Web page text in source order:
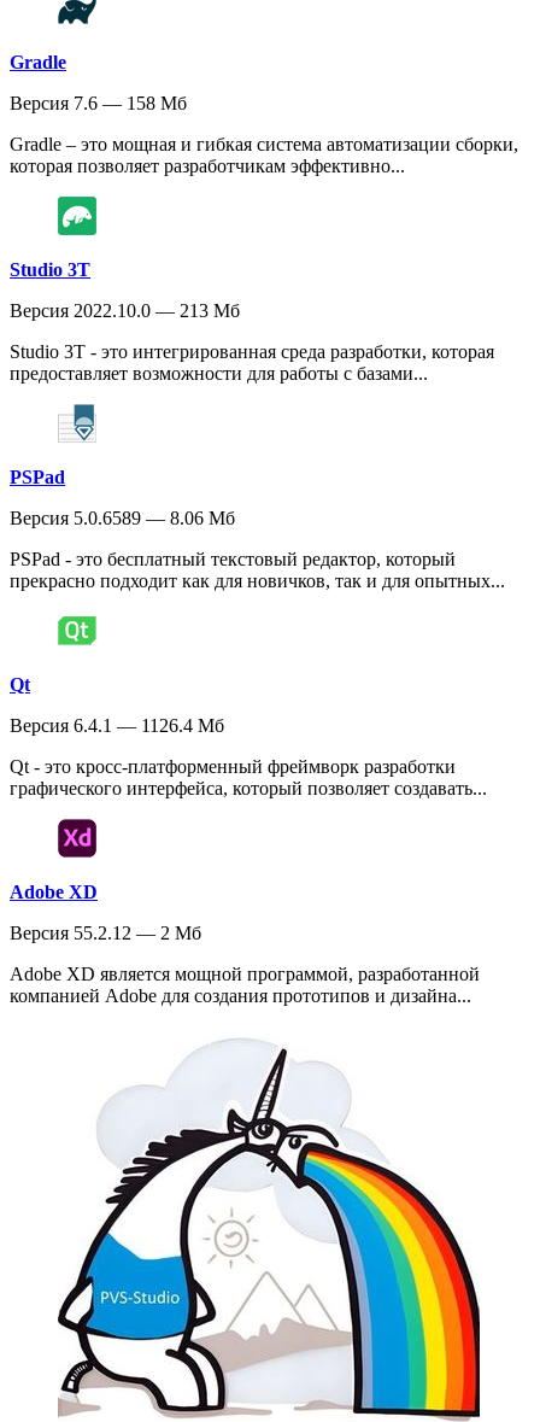
Gradle
Версия 7.6 — 158 Мб
Gradle – это мощная и гибкая система автоматизации сборки,
которая позволяет разработчикам эффективно...
Studio 3T
Версия 2022.10.0 — 213 Мб
Studio 3T - это интегрированная среда разработки, которая
предоставляет возможности для работы с базами...
PSPad
Версия 5.0.6589 — 8.06 Мб
PSPad - это бесплатный текстовый редактор, который
прекрасно подходит как для новичков, так и для опытных...
Qt
Версия 6.4.1 — 1126.4 Мб
Qt - это кросс-платформенный фреймворк разработки
графического интерфейса, который позволяет создавать...
Adobe XD
Версия 55.2.12 — 2 Мб
Adobe XD является мощной программой, разработанной
компанией Adobe для создания прототипов и дизайна...